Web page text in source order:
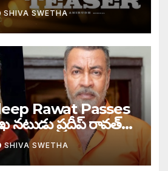
SHIVA SWETHA
Rawat Passes
నటుడు ప్రదీప్ రావత్
SHIVA SWETHA